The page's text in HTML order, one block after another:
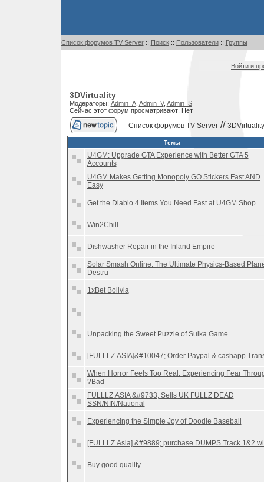
Список форумов TV Server:: Поиск:: Пользователи:: Группы
Войти и
3DVirtuality
Модераторы: Admin_A, Admin_V, Admin_S
Сейчас этот форум просматривают: Нет
Список форумов TV Server// 3DVirtuality
Темы
U4GM: Upgrade GTA Experience with Better GTA 5
Accounts
U4GM Makes Getting Monopoly GO Stickers Fast AND
Easy
Get the Diablo 4 Items You Need Fast at U4GM Shop
Win2Chill
Dishwasher Repair in the Inland Empire
Solar Smash Online: The Ultimate Physics-Based
Destru
1xBet Bolivia
Unpacking the Sweet Puzzle of Suika Game
[FULLLZ.ASIA]&#10047; Order Paypal & cashapp
When Horror Feels Too Real: Experiencing Fear
?Bad
FULLLZ.ASIA &#9733; Sells UK FULLZ DEAD
SSN/NIN/National
Experiencing the Simple Joy of Doodle Baseball
[FULLLZ.Asia] &#9889; purchase DUMPS Track 1&2
Buy good quality